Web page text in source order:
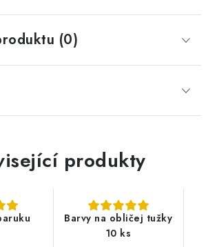
(0)
produkty
Barvy na obličej tužky
10 ks